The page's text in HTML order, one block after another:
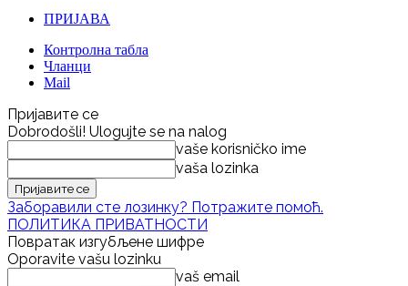
ПРИЈАВА
Контролна табла
Чланци
Mail
Пријавите се
Dobrodošli! Ulogujte se na nalog
vaše korisničko ime
vaša lozinka
Заборавили сте лозинку? Потражите помоћ.
ПОЛИТИКА ПРИВАТНОСТИ
Повратак изгубљене шифре
Oporavite vašu lozinku
vaš email